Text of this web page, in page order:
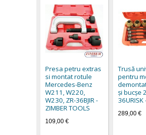
Presa petru extras
si montat rotule
Mercedes-Benz
W211, W220,
W230, ZR-36BJIR -
ZIMBER TOOLS
109,00 €
Trusă
pentru
și bucșe
36URISK
289,00 €